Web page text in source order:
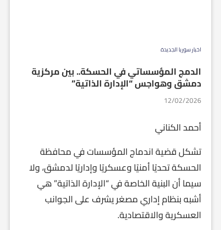
اخبار سوريا الجديدة
الدمج المؤسساتي في الحسكة.. بين مركزية
دمشق وهواجس “الإدارة الذاتية”
12/02/2026
أحمد الكناني
تشكل قضية اندماج المؤسسات في محافظة
الحسكة تحديًا أمنيًا وعسكريًا وإداريًا لدمشق، ولا
سيما أن البنية الخاصة في “الإدارة الذاتية” هي
أشبه بنظام إداري مصغر يشرف على الجوانب
العسكرية والاقتصادية.